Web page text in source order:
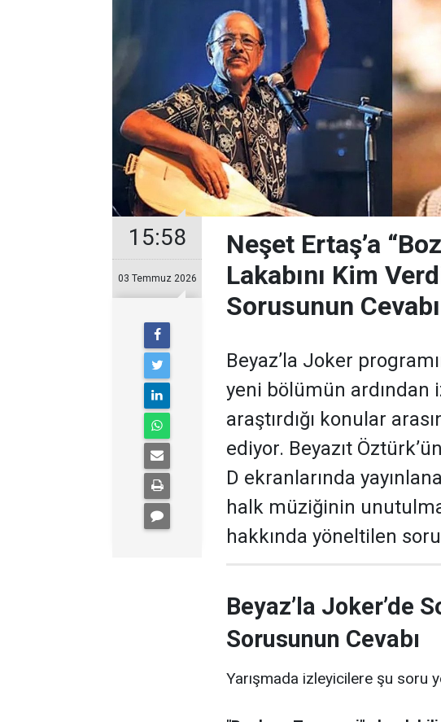
15:58
03 Temmuz 2026
Neşet Ertaş’a
Lakabını Kim
Sorusunun
Beyaz’la Joker
yeni bölümün ardından
araştırdığı konular
ediyor. Beyazıt
D ekranlarında
halk müziğinin
hakkında yöneltilen
Beyaz’la Joker’de
Sorusunun Cevabı
Yarışmada izleyicilere şu soru